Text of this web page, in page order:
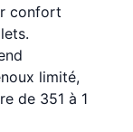
confort
limité,
de 351 à 1